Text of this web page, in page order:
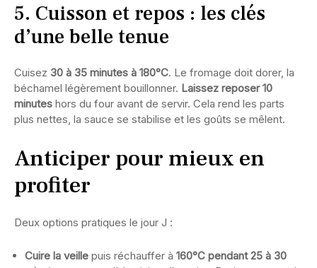
5. Cuisson et repos : les clés
d’une belle tenue
Cuisez 30 à 35 minutes à 180°C. Le fromage doit dorer, la
béchamel légèrement bouillonner. Laissez reposer 10
minutes hors du four avant de servir. Cela rend les parts
plus nettes, la sauce se stabilise et les goûts se mêlent.
Anticiper pour mieux en
profiter
Deux options pratiques le jour J :
Cuire la veille puis réchauffer à 160°C pendant 25 à 30